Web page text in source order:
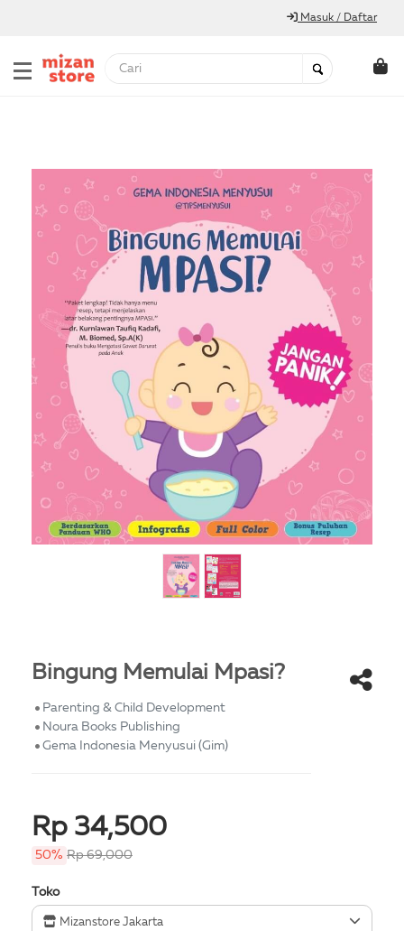
Masuk / Daftar
Bingung Memulai Mpasi?
Parenting & Child Development
Noura Books Publishing
Gema Indonesia Menyusui (Gim)
Rp 34,500
50% Rp 69,000
Toko
Mizanstore Jakarta